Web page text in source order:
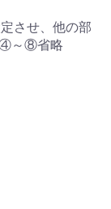
させ、他の部
～⑧省略